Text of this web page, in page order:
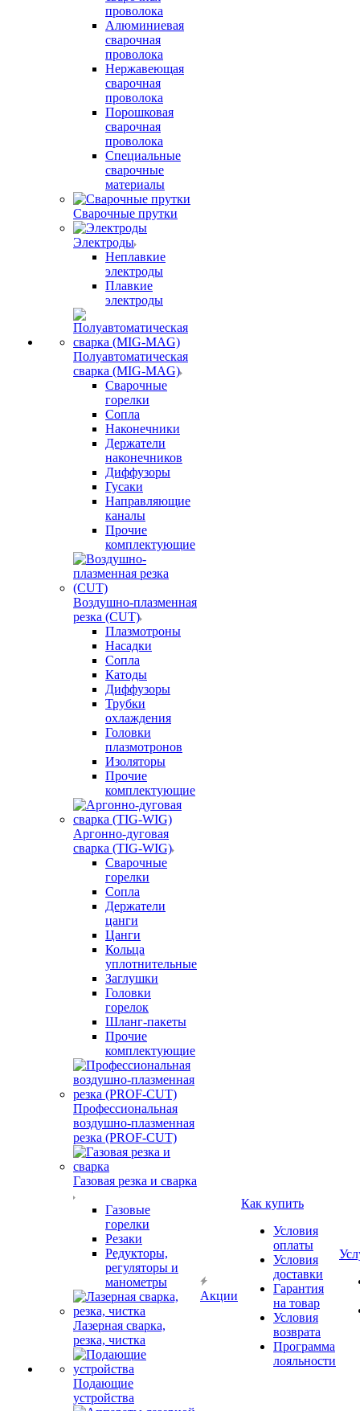
проволока
Алюминиевая
сварочная
проволока
Нержавеющая
сварочная
проволока
Порошковая
сварочная
проволока
Специальные
сварочные
материалы
Сварочные прутки
Электроды
Неплавкие
электроды
Плавкие
электроды
Полуавтоматическая
сварка (MIG-MAG)
Сварочные
горелки
Сопла
Наконечники
Держатели
наконечников
Диффузоры
Гусаки
Направляющие
каналы
Прочие
комплектующие
Воздушно-плазменная
резка (CUT)
Плазмотроны
Насадки
Сопла
Катоды
Диффузоры
Трубки
охлаждения
Головки
плазмотронов
Изоляторы
Прочие
комплектующие
Аргонно-дуговая
сварка (TIG-WIG)
Сварочные
горелки
Сопла
Держатели
цанги
Цанги
Кольца
уплотнительные
Заглушки
Головки
горелок
Шланг-пакеты
Прочие
комплектующие
Профессиональная
воздушно-плазменная
резка (PROF-CUT)
Газовая резка и сварка
Газовые
горелки
Резаки
Редукторы,
регуляторы и
манометры
Лазерная сварка,
резка, чистка
Подающие
устройства
Акции
Как купить
Условия
оплаты
Условия
доставки
Гарантия
на товар
Условия
возврата
Программа
лояльности